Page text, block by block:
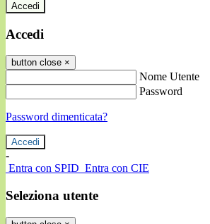
Accedi
Accedi
button close ×
Nome Utente
Password
Password dimenticata?
-
Entra con SPID Entra con CIE
Seleziona utente